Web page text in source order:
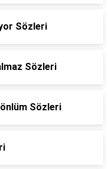
Sözleri
Sözleri
Sözleri